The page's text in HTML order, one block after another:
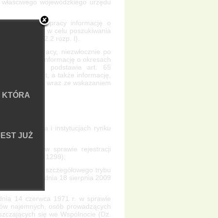
wojewódzkiego urzędu
urzędu pracy informację o
do RP w celu poszukiwania
1408/71 (§ 12.2 rozp. I).
urzędu pracy, niezwłocznie po
pracy, informację o okresach
zasiłek na podstawie art. 65
wypłat, a także informację,
stypendium, wraz ze wskazaniem
i instytucjach rynku
w sprawie rejestracji
Nr 222, poz. 1299);
w sprawie szczegółowego trybu
z dnia 18 sierpnia 2009
14 czerwca 1971 r. w sprawie
najemnych, osób prowadzących
się we Wspólnocie (Dz.
KTÓRA
JUŻ